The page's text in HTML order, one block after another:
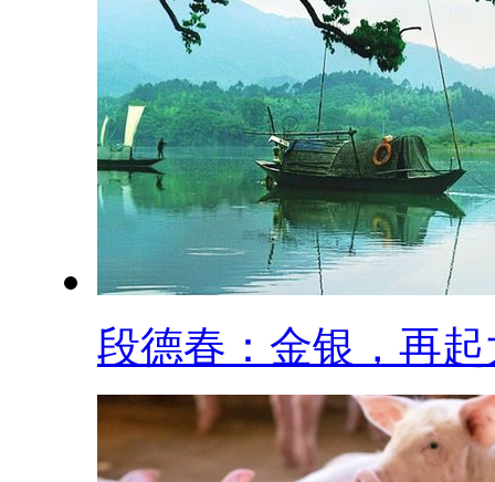
段德春：金银，再起